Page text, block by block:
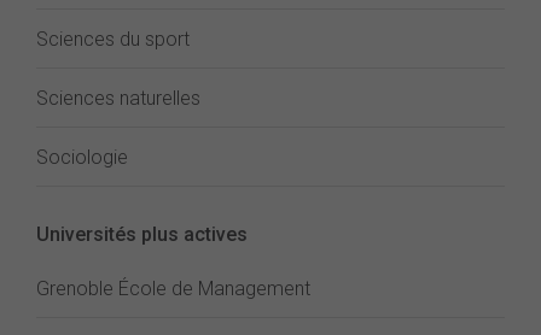
Sciences du sport
Sciences naturelles
Sociologie
Universités plus actives
Grenoble École de Management